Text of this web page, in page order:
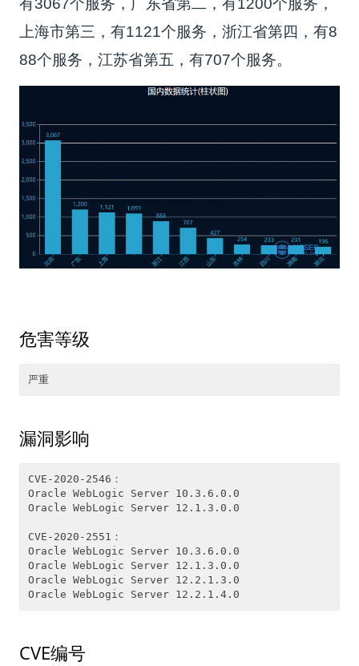
有3067个服务，广东省第二，有1200个服务，
上海市第三，有1121个服务，浙江省第四，有8
88个服务，江苏省第五，有707个服务。
危害等级
漏洞影响
CVE-2020-2546：
Oracle WebLogic Server 10.3.6.0.0
Oracle WebLogic Server 12.1.3.0.0
CVE-2020-2551：
Oracle WebLogic Server 10.3.6.0.0
Oracle WebLogic Server 12.1.3.0.0
Oracle WebLogic Server 12.2.1.3.0
CVE编号